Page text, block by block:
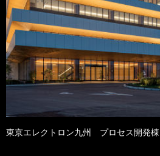
東京エレクトロン九州 プロセス開発棟